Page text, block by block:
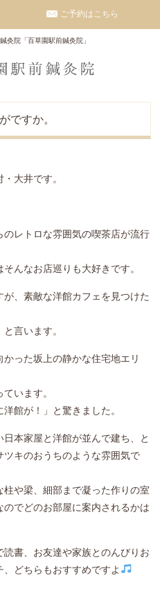
灸院「百草園駅前鍼灸院」
ご予約はこちら
ですか。
大井です。
レトロな雰囲気の喫茶店が流行
んなお店巡りも大好きです。
、素敵な洋館カフェを見つけた
言います。
った坂上の静かな住宅地エリ
います。
館が！」と驚きました。
本家屋と洋館が並んで建ち、と
キのおうちのような雰囲気で
や梁、細部まで凝った作りの室
でどのお部屋に案内されるかは
書、お友達や家族とのんびりお
どちらもおすすめですよ